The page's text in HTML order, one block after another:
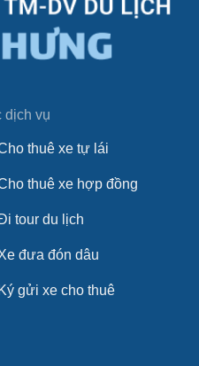
dịch vụ
thuê xe tự lái
thuê xe hợp đồng
tour du lịch
đưa đón dâu
Ký gửi xe cho thuê